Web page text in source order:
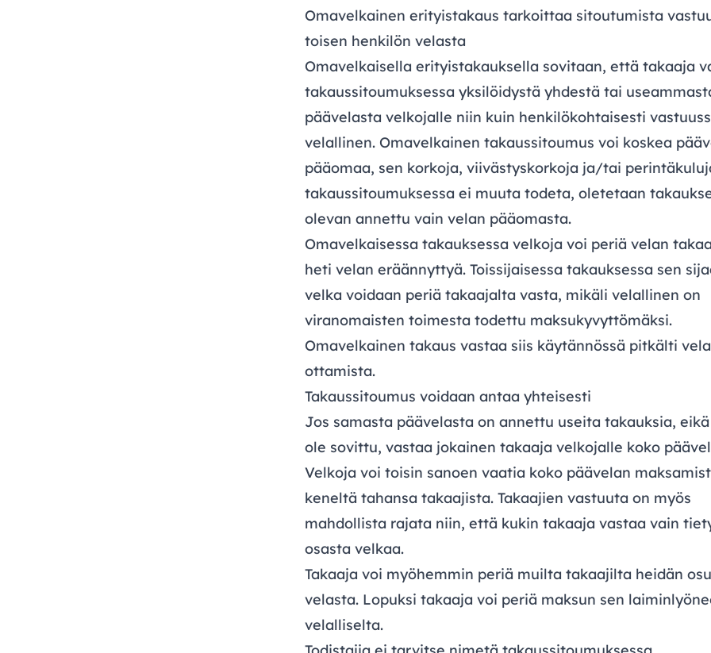
Omavelkainen erityistakaus tarkoittaa sitoutumista
toisen henkilön velasta
Omavelkaisella erityistakauksella sovitaan, että takaaja
takaussitoumuksessa yksilöidystä yhdestä tai
päävelasta velkojalle niin kuin henkilökohtaisesti
velallinen. Omavelkainen takaussitoumus voi koskea
pääomaa, sen korkoja, viivästyskorkoja ja/tai
takaussitoumuksessa ei muuta todeta, oletetaan
olevan annettu vain velan pääomasta.
Omavelkaisessa takauksessa velkoja voi periä velan
heti velan eräännyttyä. Toissijaisessa takauksessa sen
velka voidaan periä takaajalta vasta, mikäli velallinen on
viranomaisten toimesta todettu maksukyvyttömäksi.
Omavelkainen takaus vastaa siis käytännössä pitkälti
ottamista.
Takaussitoumus voidaan antaa yhteisesti
Jos samasta päävelasta on annettu useita takauksia,
ole sovittu, vastaa jokainen takaaja velkojalle koko
Velkoja voi toisin sanoen vaatia koko päävelan
keneltä tahansa takaajista. Takaajien vastuuta on myös
mahdollista rajata niin, että kukin takaaja vastaa vain
osasta velkaa.
Takaaja voi myöhemmin periä muilta takaajilta heidän
velasta. Lopuksi takaaja voi periä maksun sen
velalliselta.